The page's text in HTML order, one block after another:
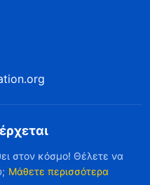
στον κόσμο! Θέλετε να
Μάθετε περισσότερα